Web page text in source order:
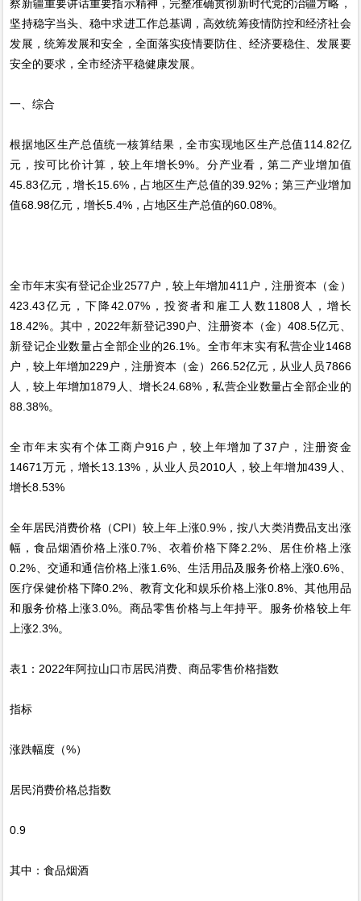
察新疆重要讲话重要指示精神，完整准确贯彻新时代党的治疆方略，
坚持稳字当头、稳中求进工作总基调，高效统筹疫情防控和经济社会
发展，统筹发展和安全，全面落实疫情要防住、经济要稳住、发展要
安全的要求，全市经济平稳健康发展。
一、综合
根据地区生产总值统一核算结果，全市实现地区生产总值114.82亿
元，按可比价计算，较上年增长9%。分产业看，第二产业增加值
45.83亿元，增长15.6%，占地区生产总值的39.92%；第三产业增加
值68.98亿元，增长5.4%，占地区生产总值的60.08%。
全市年末实有登记企业2577户，较上年增加411户，注册资本（金）
423.43亿元，下降42.07%，投资者和雇工人数11808人，增长
18.42%。其中，2022年新登记390户、注册资本（金）408.5亿元、
新登记企业数量占全部企业的26.1%。全市年末实有私营企业1468
户，较上年增加229户，注册资本（金）266.52亿元，从业人员7866
人，较上年增加1879人、增长24.68%，私营企业数量占全部企业的
88.38%。
全市年末实有个体工商户916户，较上年增加了37户，注册资金
14671万元，增长13.13%，从业人员2010人，较上年增加439人、
增长8.53%
全年居民消费价格（CPI）较上年上涨0.9%，按八大类消费品支出涨
幅，食品烟酒价格上涨0.7%、衣着价格下降2.2%、居住价格上涨
0.2%、交通和通信价格上涨1.6%、生活用品及服务价格上涨0.6%、
医疗保健价格下降0.2%、教育文化和娱乐价格上涨0.8%、其他用品
和服务价格上涨3.0%。商品零售价格与上年持平。服务价格较上年
上涨2.3%。
表1：2022年阿拉山口市居民消费、商品零售价格指数
指标
涨跌幅度（%）
居民消费价格总指数
0.9
其中：食品烟酒